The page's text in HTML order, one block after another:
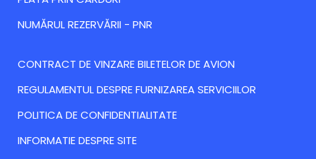
NUMĂRUL REZERVĂRII - PNR
CONTRACT DE VINZARE BILETELOR DE AVION
REGULAMENTUL DESPRE FURNIZAREA SERVICIILOR
POLITICA DE CONFIDENTIALITATE
INFORMATIE DESPRE SITE